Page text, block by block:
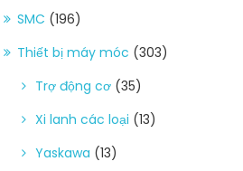
SMC (196)
Thiết bị máy móc (303)
Trợ động cơ (35)
Xi lanh các loại (13)
Yaskawa (13)